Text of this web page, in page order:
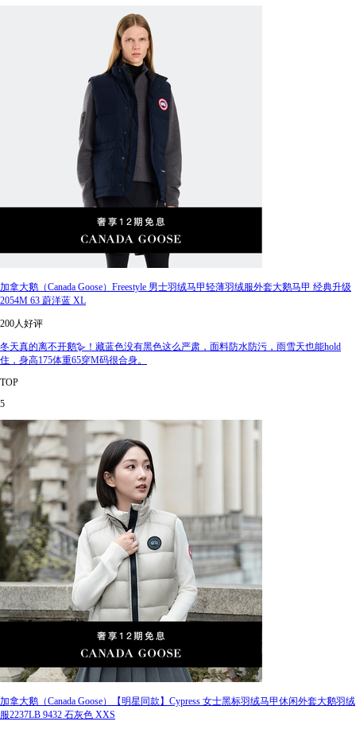
加拿大鹅（Canada Goose）Freestyle 男士羽绒马甲轻薄羽绒服外套大鹅马甲 经典升级
2054M 63 蔚洋蓝 XL
200人好评
冬天真的离不开鹅🪿！藏蓝色没有黑色这么严肃，面料防水防污，雨雪天也能hold
住，身高175体重65穿M码很合身。
TOP
5
加拿大鹅（Canada Goose）【明星同款】Cypress 女士黑标羽绒马甲休闲外套大鹅羽绒
服2237LB 9432 石灰色 XXS